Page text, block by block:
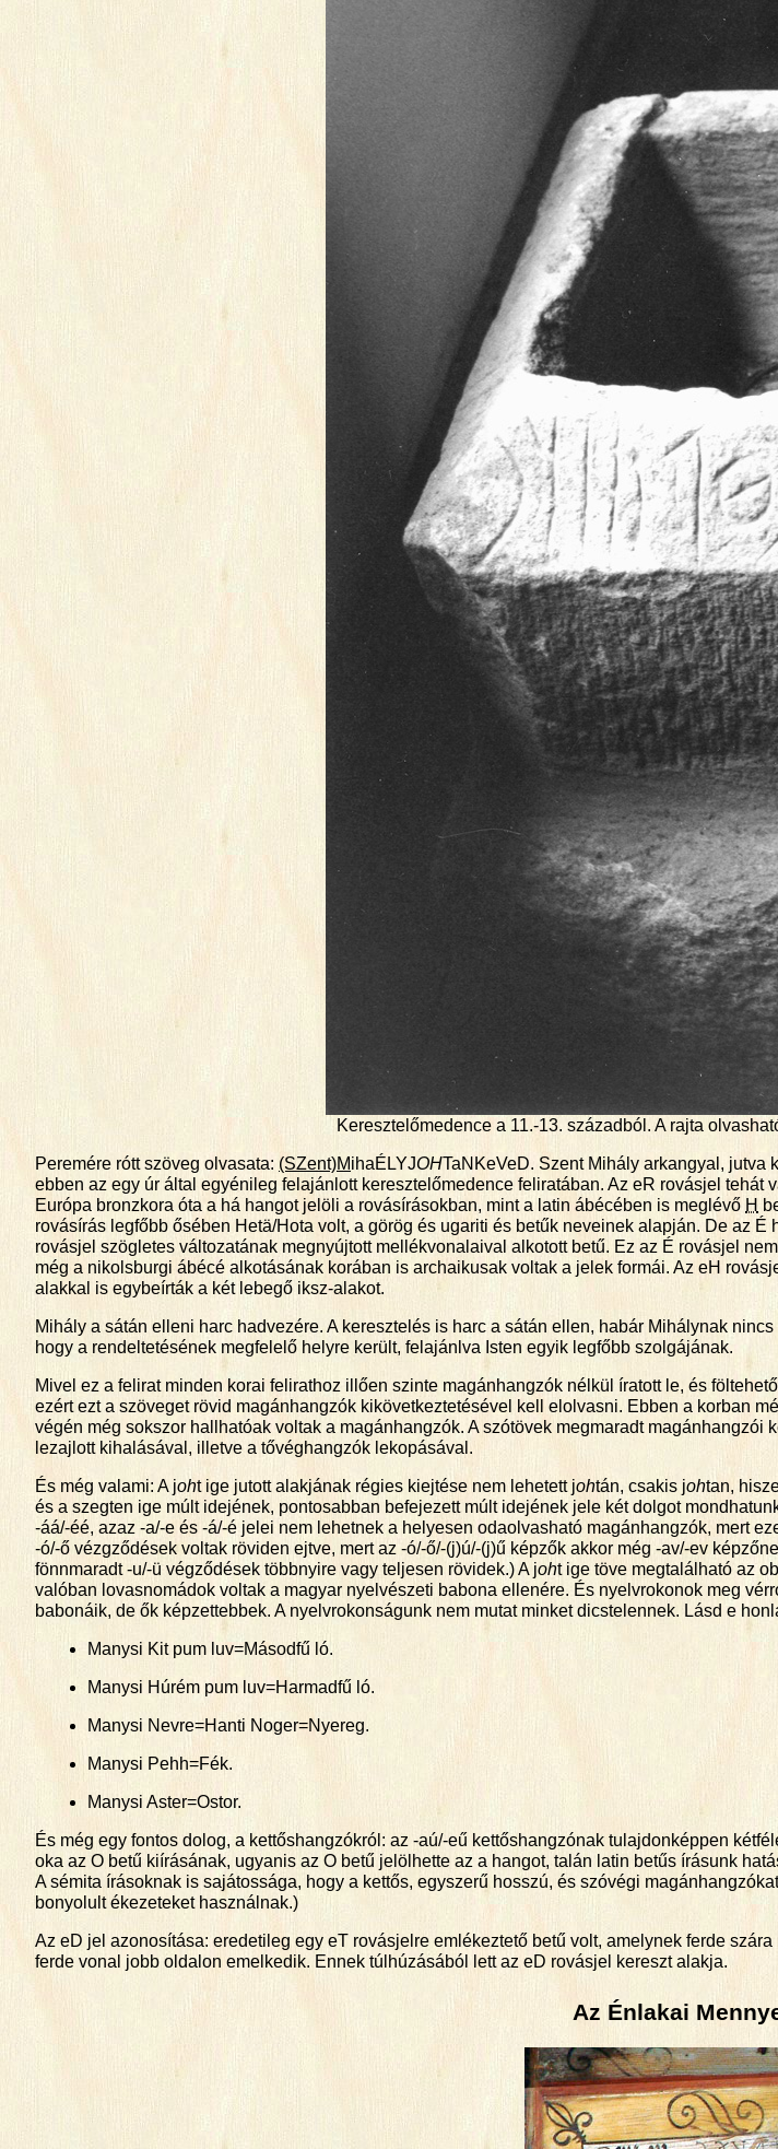
Keresztelőmedence a 11.-13. századból. A rajta
Peremére rótt szöveg olvasata: (SZent)MihaÉLYJOHTaNKeVeD. Szent Mihály arkangyal, jutva
ebben az egy úr által egyénileg felajánlott keresztelőmedence feliratában. Az eR rovásjel
Európa bronzkora óta a há hangot jelöli a rovásírásokban, mint a latin ábécében is meglévő H
rovásírás legfőbb ősében Hetä/Hota volt, a görög és ugariti és betűk neveinek alapján. De az
rovásjel szögletes változatának megnyújtott mellékvonalaival alkotott betű. Ez az É rovásjel
még a nikolsburgi ábécé alkotásának korában is archaikusak voltak a jelek formái. Az eH
alakkal is egybeírták a két lebegő iksz-alakot.
Mihály a sátán elleni harc hadvezére. A keresztelés is harc a sátán ellen, habár Mihálynak
hogy a rendeltetésének megfelelő helyre került, felajánlva Isten egyik legfőbb szolgájának.
Mivel ez a felirat minden korai felirathoz illően szinte magánhangzók nélkül íratott le, és
ezért ezt a szöveget rövid magánhangzók kikövetkeztetésével kell elolvasni. Ebben a korban
végén még sokszor hallhatóak voltak a magánhangzók. A szótövek megmaradt
lezajlott kihalásával, illetve a tővéghangzók lekopásával.
És még valami: A joht ige jutott alakjának régies kiejtése nem lehetett johtán, csakis johtan,
és a szegten ige múlt idejének, pontosabban befejezett múlt idejének jele két dolgot
-áá/-éé, azaz -a/-e és -á/-é jelei nem lehetnek a helyesen odaolvasható magánhangzók, mert
-ó/-ő vézgződések voltak röviden ejtve, mert az -ó/-ő/-(j)ú/-(j)ű képzők akkor még -av/-ev
fönnmaradt -u/-ü végződések többnyire vagy teljesen rövidek.) A joht ige töve megtalálható az
valóban lovasnomádok voltak a magyar nyelvészeti babona ellenére. És nyelvrokonok meg
babonáik, de ők képzettebbek. A nyelvrokonságunk nem mutat minket dicstelennek. Lásd e
Manysi Kit pum luv=Másodfű ló.
Manysi Húrém pum luv=Harmadfű ló.
Manysi Nevre=Hanti Noger=Nyereg.
Manysi Pehh=Fék.
Manysi Aster=Ostor.
És még egy fontos dolog, a kettőshangzókról: az -aú/-eű kettőshangzónak tulajdonképpen
oka az O betű kiírásának, ugyanis az O betű jelölhette az a hangot, talán latin betűs írásunk
A sémita írásoknak is sajátossága, hogy a kettős, egyszerű hosszú, és szóvégi
bonyolult ékezeteket használnak.)
Az eD jel azonosítása: eredetileg egy eT rovásjelre emlékeztető betű volt, amelynek ferde
ferde vonal jobb oldalon emelkedik. Ennek túlhúzásából lett az eD rovásjel kereszt alakja.
Az Énlakai